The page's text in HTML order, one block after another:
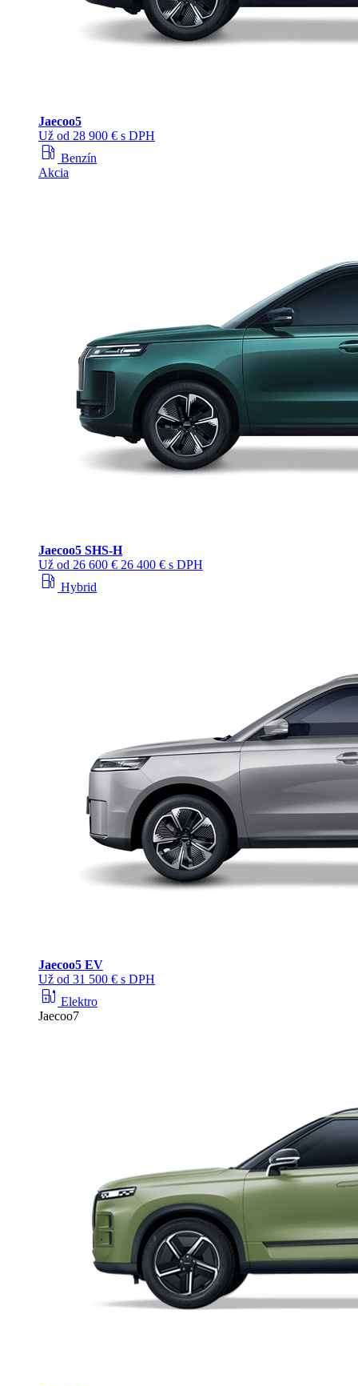
Jaecoo5
Už od 28 900 € s DPH
local_gas_station Benzín
Akcia
Jaecoo5 SHS-H
Už od 26 600 € 26 400 € s DPH
local_gas_station Hybrid
Jaecoo5 EV
Už od 31 500 € s DPH
ev_station Elektro
Jaecoo7